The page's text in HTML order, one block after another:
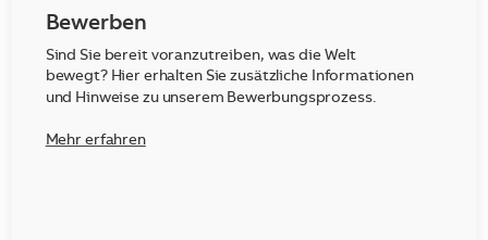
Bewerben
Sind Sie bereit voranzutreiben, was die Welt
bewegt? Hier erhalten Sie zusätzliche Informationen
und Hinweise zu unserem Bewerbungsprozess.
Mehr erfahren